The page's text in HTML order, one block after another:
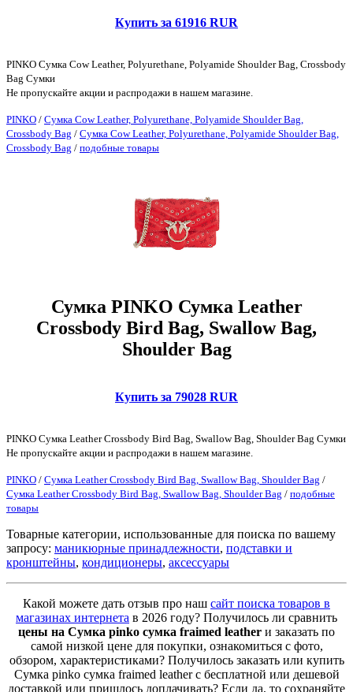
Купить за 61916 RUR
PINKO Сумка Cow Leather, Polyurethane, Polyamide Shoulder Bag, Crossbody
Bag Сумки
Не пропускайте акции и распродажи в нашем магазине.
PINKO / Сумка Cow Leather, Polyurethane, Polyamide Shoulder Bag,
Crossbody Bag / Сумка Cow Leather, Polyurethane, Polyamide Shoulder Bag,
Crossbody Bag / подобные товары
Сумка PINKO Сумка Leather
Crossbody Bird Bag, Swallow Bag,
Shoulder Bag
Купить за 79028 RUR
PINKO Сумка Leather Crossbody Bird Bag, Swallow Bag, Shoulder Bag Сумки
Не пропускайте акции и распродажи в нашем магазине.
PINKO / Сумка Leather Crossbody Bird Bag, Swallow Bag, Shoulder Bag /
Сумка Leather Crossbody Bird Bag, Swallow Bag, Shoulder Bag / подобные
товары
Товарные категории, использованные для поиска по вашему
запросу: маникюрные принадлежности, подставки и
кронштейны, кондиционеры, аксессуары
Какой можете дать отзыв про наш сайт поиска товаров в
магазинах интернета в 2026 году? Получилось ли сравнить
цены на Сумка pinko сумка fraimed leather и заказать по
самой низкой цене для покупки, ознакомиться с фото,
обзором, характеристиками? Получилось заказать или купить
Сумка pinko сумка fraimed leather с бесплатной или дешевой
доставкой или пришлось доплачивать? Если да, то сохраняйте